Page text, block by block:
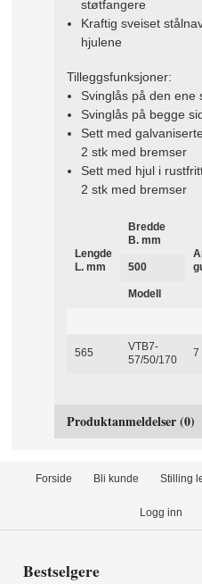
støtfangere
Kraftig sveiset
hjulene
Tilleggsfunksjoner:
Svinglås på den ene
Svinglås på begge
Sett med
2 stk med bremser
Sett med hjul i
2 stk med bremser
Lengde
L. mm
Bredde
B. mm
500
Modell
565
VTB7-
57/50/170
7
Produktanmeldelser (0)
Forside Bli kunde Stilling
Logg inn
Bestselgere